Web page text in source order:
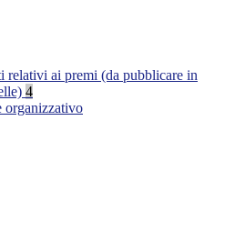
relativi ai premi (da pubblicare in
4
organizzativo